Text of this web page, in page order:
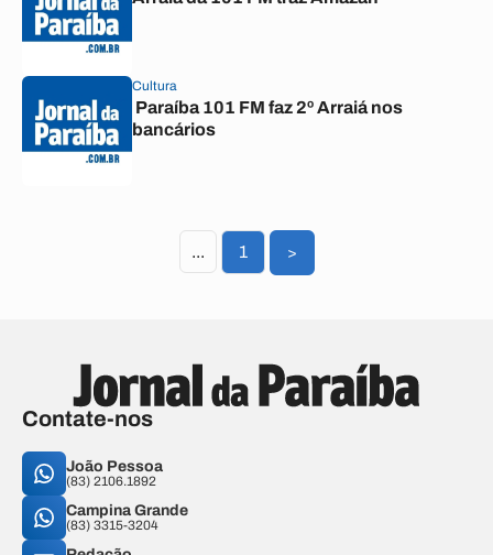
Cultura
Paraíba 101 FM faz 2º Arraiá nos
bancários
... 1 >
Contate-nos
João Pessoa
(83) 2106.1892
Campina Grande
(83) 3315-3204